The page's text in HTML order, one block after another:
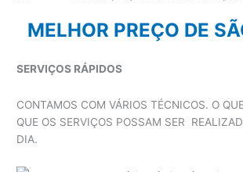
MELHOR PREÇO DE
SERVIÇOS RÁPIDOS
CONTAMOS COM VÁRIOS TÉCNICOS. O
QUE OS SERVIÇOS POSSAM SER
DIA.